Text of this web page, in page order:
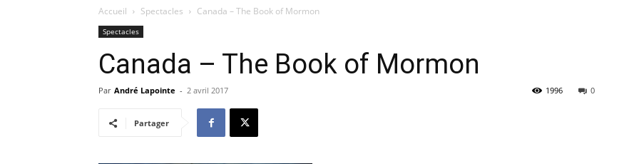
Accueil Spectacles Canada – The Book of Mormon
Spectacles
Canada – The Book of Mormon
Par André Lapointe - 2 avril 2017 0
1996
Partager